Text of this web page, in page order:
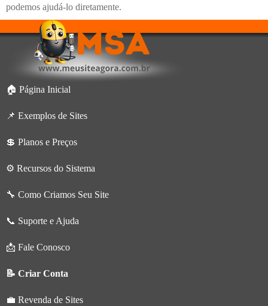
podemos ajudá-lo diretamente.
🏠 Página Inicial
📌 Exemplos de Sites
💲 Planos e Preços
⚙️ Recursos do Sistema
🔧 Como Criamos Seu Site
📞 Suporte e Ajuda
📩 Fale Conosco
📝 Criar Conta
💼 Revenda de Sites